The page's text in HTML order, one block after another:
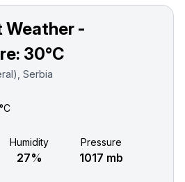
Weather -
30°C
Serbia
Humidity
27%
Pressure
1017 mb